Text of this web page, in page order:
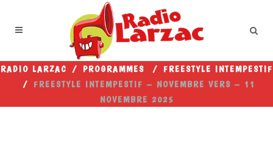
RADIO LARZAC / PROGRAMMES / FREESTYLE INTEMPESTIF
/ FREESTYLE INTEMPESTIF – NOVEMBRE VERS – 11
NOVEMBRE 2025